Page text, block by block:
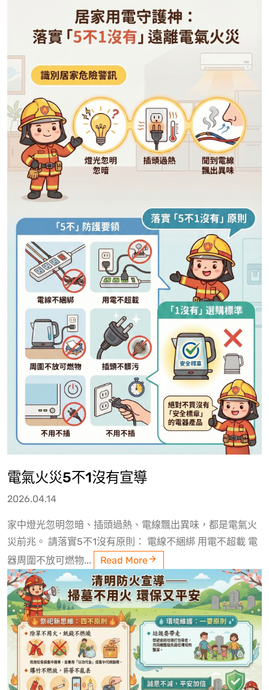
電氣火災5不1沒有宣導
2026.04.14
家中燈光忽明忽暗、插頭過熱、電線飄出異味，都是電氣火
災前兆。 請落實5不1沒有原則： 電線不綑綁 用電不超載 電
器周圍不放可燃物...
Read More